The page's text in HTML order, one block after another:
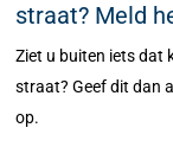
straat? Meld
Ziet u buiten iets dat
straat? Geef dit dan
op.